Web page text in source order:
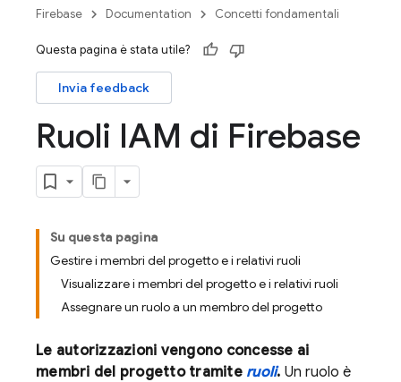
Firebase Documentation Concetti fondamentali
Questa pagina è stata utile?
Invia feedback
Ruoli IAM di Firebase
Su questa pagina
Gestire i membri del progetto e i relativi ruoli
Visualizzare i membri del progetto e i relativi ruoli
Assegnare un ruolo a un membro del progetto
Le autorizzazioni vengono concesse ai
membri del progetto tramite ruoli. Un ruolo è